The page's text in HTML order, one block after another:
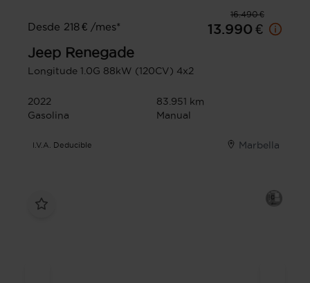
16.490 €
Desde 218 € /mes*
13.990 €
Jeep Renegade
Longitude 1.0G 88kW (120CV) 4x2
2022
83.951 km
Gasolina
Manual
I.V.A. Deducible Marbella